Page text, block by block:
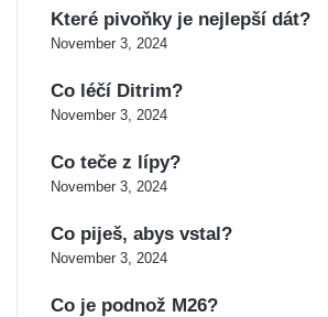
Které pivoňky je nejlepší dát?
November 3, 2024
Co léčí Ditrim?
November 3, 2024
Co teče z lípy?
November 3, 2024
Co piješ, abys vstal?
November 3, 2024
Co je podnož M26?